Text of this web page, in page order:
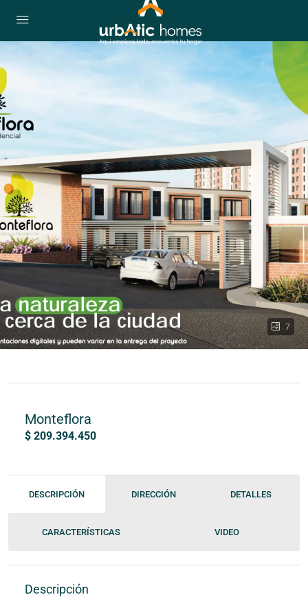
7
Monteflora
$ 209.394.450
DESCRIPCIÓN DIRECCIÓN DETALLES
CARACTERÍSTICAS VIDEO
Descripción